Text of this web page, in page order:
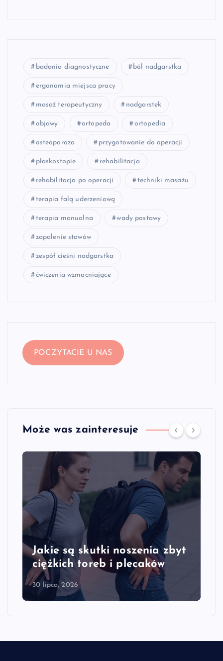
badania diagnostyczne ból nadgarstka
ergonomia miejsca pracy
masaż terapeutyczny nadgarstek
objawy ortopeda ortopedia
osteoporoza przygotowanie do operacji
płaskostopie rehabilitacja
rehabilitacja po operacji techniki masażu
terapia falą uderzeniową
terapia manualna wady postawy
zapalenie stawów
zespół cieśni nadgarstka
ćwiczenia wzmacniające
POCZYTACIE U NAS
Może was zainteresuje
Jakie są skutki noszenia zbyt
ciężkich toreb i plecaków
30 lipca, 2026